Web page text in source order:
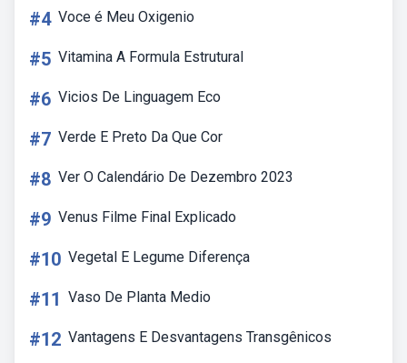
#4 Voce é Meu Oxigenio
#5 Vitamina A Formula Estrutural
#6 Vicios De Linguagem Eco
#7 Verde E Preto Da Que Cor
#8 Ver O Calendário De Dezembro 2023
#9 Venus Filme Final Explicado
#10 Vegetal E Legume Diferença
#11 Vaso De Planta Medio
#12 Vantagens E Desvantagens Transgênicos